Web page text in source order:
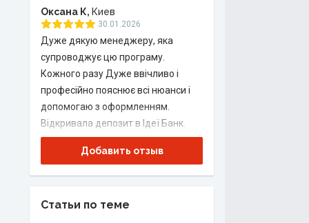
Оксана К, Киев
30.01.2026
Дуже дякую менеджеру, яка
супроводжує цю програму.
Кожного разу Дуже ввічливо і
професійно пояснює всі нюанси і
допомогаю з оформленням.
Відкривала депозит в Ідеї Банк.
Буду і далі користуватися ціє..
Показать больше
22.12.2025
Добавить отзыв
Статьи по теме